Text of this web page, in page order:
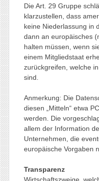
Die Art. 29 Gruppe
klarzustellen, dass
keine Niederlassung in
dann an europäisches
halten müssen, wenn
einem Mitgliedstaat
zurückgreifen, welche
sind.
Anmerkung: Die
diesen „Mitteln“ etwa
werden. Die
allem der Information
Unternehmen, die
europäische Vorgaben
Transparenz
Wirtschaftszweige,